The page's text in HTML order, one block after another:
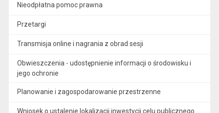
Nieodpłatna pomoc prawna
Przetargi
Transmisja online i nagrania z obrad sesji
Obwieszczenia - udostępnienie informacji o środowisku i
jego ochronie
Planowanie i zagospodarowanie przestrzenne
Wniosek o ustalenie lokalizacji inwestycji celu publicznego